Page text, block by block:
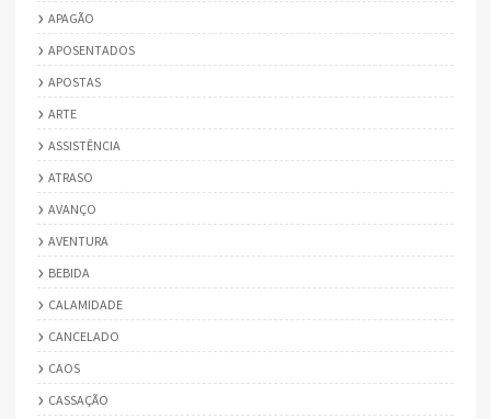
APAGÃO
APOSENTADOS
APOSTAS
ARTE
ASSISTÊNCIA
ATRASO
AVANÇO
AVENTURA
BEBIDA
CALAMIDADE
CANCELADO
CAOS
CASSAÇÃO